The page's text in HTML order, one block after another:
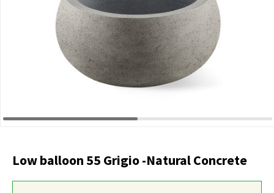
Low balloon 55 Grigio -Natural Concrete